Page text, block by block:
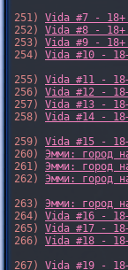
251) Vida #7 - 18+
252) Vida #8 - 18+
253) Vida #9 - 18+
254) Vida #10 -
255) Vida #11 -
256) Vida #12 -
257) Vida #13 -
258) Vida #14 -
259) Vida #15 -
260) Эмми: город
261) Эмми: город
262) Эмми: город
263) Эмми: город
264) Vida #16 -
265) Vida #17 -
266) Vida #18 -
267) Vida #19 -